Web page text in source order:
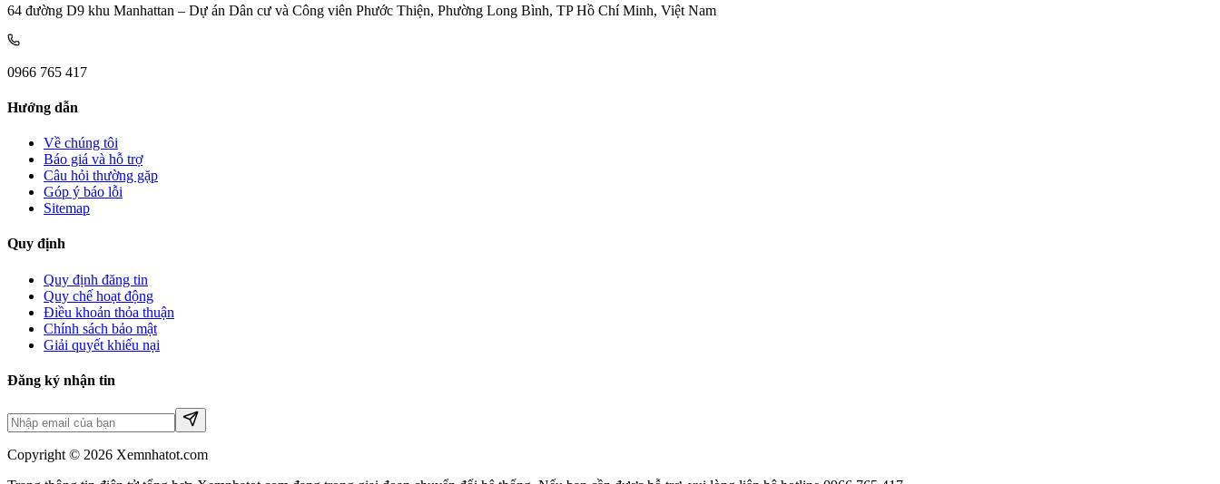
64 đường D9 khu Manhattan – Dự án Dân cư và Công viên Phước Thiện, Phường Long Bình, TP Hồ Chí Minh, Việt Nam
0966 765 417
Hướng dẫn
Về chúng tôi
Báo giá và hỗ trợ
Câu hỏi thường gặp
Góp ý báo lỗi
Sitemap
Quy định
Quy định đăng tin
Quy chế hoạt động
Điều khoản thỏa thuận
Chính sách bảo mật
Giải quyết khiếu nại
Đăng ký nhận tin
Copyright © 2026 Xemnhatot.com